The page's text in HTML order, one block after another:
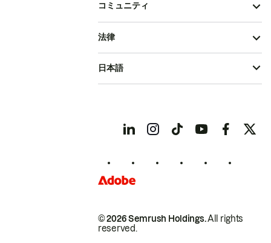
コミュニティ
© 2026 Semrush Holdings.All rights
reserved.
法律
日本語